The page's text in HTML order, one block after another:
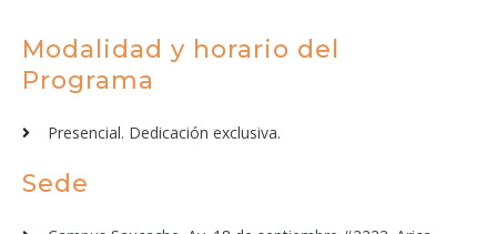
Modalidad y horario del
Programa
Presencial. Dedicación exclusiva.
Sede